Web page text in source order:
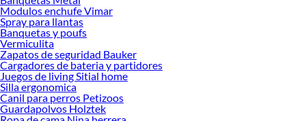
Modulos enchufe Vimar
Spray para llantas
Banquetas y poufs
Vermiculita
Zapatos de seguridad Bauker
Cargadores de bateria y partidores
Juegos de living Sitial home
Silla ergonomica
Canil para perros Petizoos
Guardapolvos Holztek